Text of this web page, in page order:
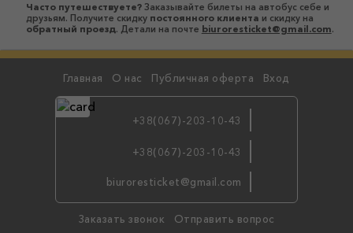
по viber
Часто путешествуете?Заказывайте билеты на автобус себе и
друзьям. Получите скидку постоянного клиента и скидку на
обратный проезд. Детали на почте biuroresticket@gmail.com.
Главная О нас Публичная оферта Вход
+38(067)-203-10-43
+38(067)-203-10-43
biuroresticket@gmail.com
Заказать звонок Отправить вопрос